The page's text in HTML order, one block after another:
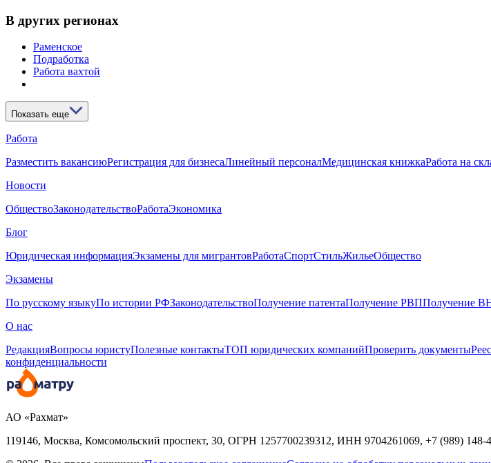
В других регионах
Раменское
Подработка
Работа вахтой
Показать еще
Работа
Разместить вакансиюРегистрация для бизнесаЛинейный персоналМедицинская книжкаРабота на
Новости
ОбществоЗаконодательствоРаботаЭкономика
Блог
Юридическая информацияЭкзамены для мигрантовРаботаСпортСтильЖильеОбщество
Экзамены
По русскому языкуПо истории РФЗаконодательствоПолучение патентаПолучение РВППолучение
О нас
РедакцияВопросы юристуПолезные контактыТОП юридических компанийПроверить документы
конфиденциальности
АО «Рахмат»
119146, Москва, Комсомольский проспект, 30, ОГРН 1257700239312, ИНН 9704261069, +7 (989) 148-